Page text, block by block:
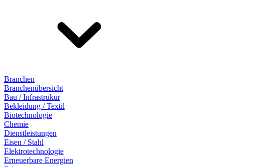
Branchen
Branchenübersicht
Bau / Infrastrukur
Bekleidung / Textil
Biotechnologie
Chemie
Dienstleistungen
Eisen / Stahl
Elektrotechnologie
Erneuerbare Energien